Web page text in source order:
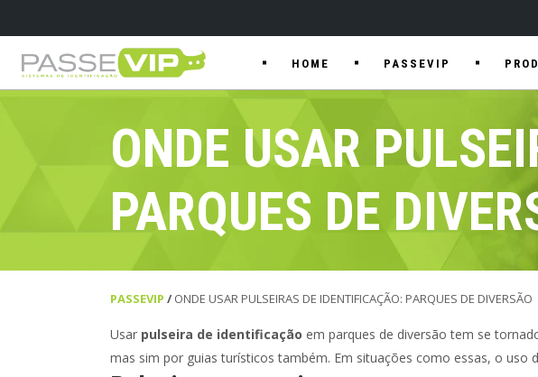
HOME PASSEVIP
ONDE USAR
PARQUES DE
PASSEVIP / ONDE USAR PULSEIRAS DE IDENTIFICAÇÃO: PARQUES DE DIVERSÃO
Usar pulseira de identificação em parques de diversão tem se
mas sim por guias turísticos também. Em situações como essas, o uso